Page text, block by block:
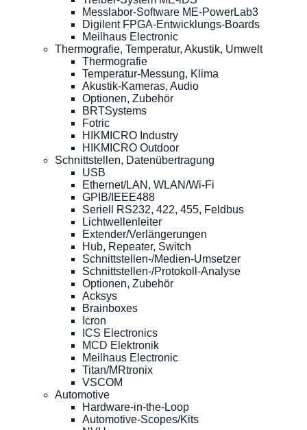
Messlabor-Software ME-PowerLab3
Digilent FPGA-Entwicklungs-Boards
Meilhaus Electronic
Thermografie, Temperatur, Akustik, Umwelt
Thermografie
Temperatur-Messung, Klima
Akustik-Kameras, Audio
Optionen, Zubehör
BRTSystems
Fotric
HIKMICRO Industry
HIKMICRO Outdoor
Schnittstellen, Datenübertragung
USB
Ethernet/LAN, WLAN/Wi-Fi
GPIB/IEEE488
Seriell RS232, 422, 455, Feldbus
Lichtwellenleiter
Extender/Verlängerungen
Hub, Repeater, Switch
Schnittstellen-/Medien-Umsetzer
Schnittstellen-/Protokoll-Analyse
Optionen, Zubehör
Acksys
Brainboxes
Icron
ICS Electronics
MCD Elektronik
Meilhaus Electronic
Titan/MRtronix
VSCOM
Automotive
Hardware-in-the-Loop
Automotive-Scopes/Kits